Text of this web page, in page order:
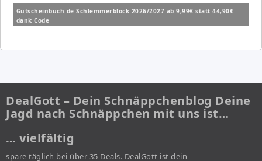
Gutscheinbuch.de Schlemmerblock 2026/2027 ab 9,99€ statt 44,90€
dank Code
DealGott – Dein Schnäppchenblog Deine
Jagd nach Schnäppchen mit uns ist…
… vielfältig
spare täglich bei über 35 Deals. DealGott ist dein